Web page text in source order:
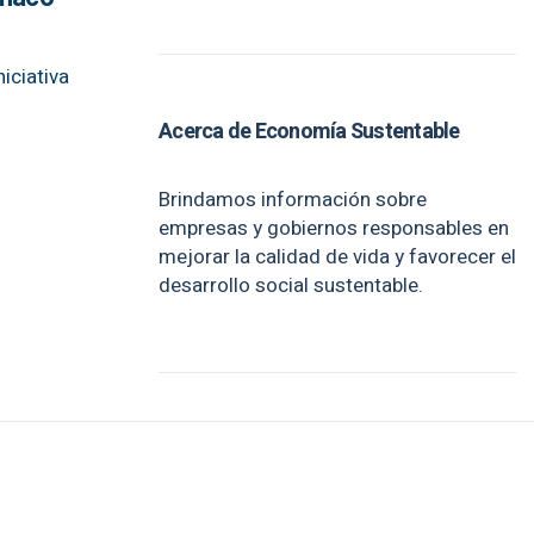
Acerca de Economía Sustentable
Brindamos información sobre
empresas y gobiernos responsables en
mejorar la calidad de vida y favorecer el
desarrollo social sustentable.